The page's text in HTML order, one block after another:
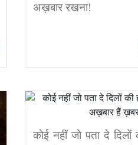
अख़बार रखना!
कोई नहीं जो पता दे